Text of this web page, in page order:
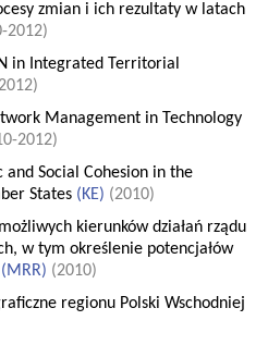
zmian i ich rezultaty w latach
2012)
in Integrated Territorial
Management in Technology
2012)
Social Cohesion in the
States (KE) (2010)
kierunków działań rządu
w tym określenie potencjałów
(MRR) (2010)
regionu Polski Wschodniej